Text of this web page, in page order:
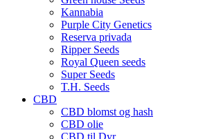
Kannabia
Purple City Genetics
Reserva privada
Ripper Seeds
Royal Queen seeds
Super Seeds
T.H. Seeds
CBD
CBD blomst og hash
CBD olie
CBD til Dyr